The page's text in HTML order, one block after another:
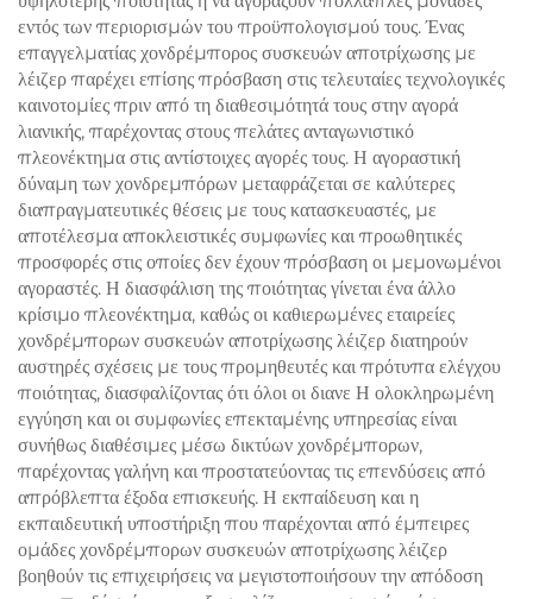
εντός των περιορισμών του προϋπολογισμού τους. Ένας
επαγγελματίας χονδρέμπορος συσκευών αποτρίχωσης με
λέιζερ παρέχει επίσης πρόσβαση στις τελευταίες τεχνολογικές
καινοτομίες πριν από τη διαθεσιμότητά τους στην αγορά
λιανικής, παρέχοντας στους πελάτες ανταγωνιστικό
πλεονέκτημα στις αντίστοιχες αγορές τους. Η αγοραστική
δύναμη των χονδρεμπόρων μεταφράζεται σε καλύτερες
διαπραγματευτικές θέσεις με τους κατασκευαστές, με
αποτέλεσμα αποκλειστικές συμφωνίες και προωθητικές
προσφορές στις οποίες δεν έχουν πρόσβαση οι μεμονωμένοι
αγοραστές. Η διασφάλιση της ποιότητας γίνεται ένα άλλο
κρίσιμο πλεονέκτημα, καθώς οι καθιερωμένες εταιρείες
χονδρέμπορων συσκευών αποτρίχωσης λέιζερ διατηρούν
αυστηρές σχέσεις με τους προμηθευτές και πρότυπα ελέγχου
ποιότητας, διασφαλίζοντας ότι όλοι οι διανε Η ολοκληρωμένη
εγγύηση και οι συμφωνίες επεκταμένης υπηρεσίας είναι
συνήθως διαθέσιμες μέσω δικτύων χονδρέμπορων,
παρέχοντας γαλήνη και προστατεύοντας τις επενδύσεις από
απρόβλεπτα έξοδα επισκευής. Η εκπαίδευση και η
εκπαιδευτική υποστήριξη που παρέχονται από έμπειρες
ομάδες χονδρέμπορων συσκευών αποτρίχωσης λέιζερ
βοηθούν τις επιχειρήσεις να μεγιστοποιήσουν την απόδοση